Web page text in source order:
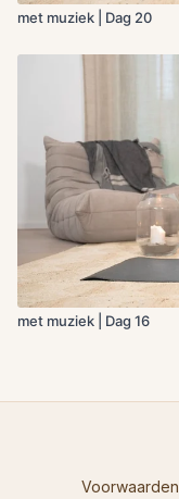
met muziek | Dag 20
met muziek | Dag 16
Voorwaarden